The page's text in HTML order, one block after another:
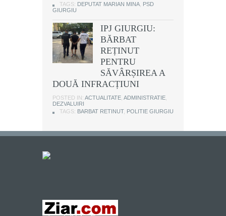
TAGS: DEPUTAT MARIAN MINA PSD
GIURGIU
IPJ GIURGIU:
BĂRBAT
REȚINUT
PENTRU
SĂVÂRȘIREA A
DOUĂ INFRACȚIUNI
POSTED IN: ACTUALITATE ADMINISTRATIE
DEZVALUIRI
TAGS: BARBAT RETINUT, POLITIE GIURGIU